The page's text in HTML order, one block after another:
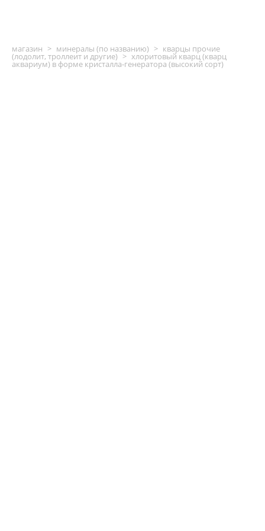
магазин > минералы (по названию) > кварцы прочие
(лодолит, троллеит и другие) > хлоритовый кварц (кварц
аквариум) в форме кристалла-генератора (высокий сорт)